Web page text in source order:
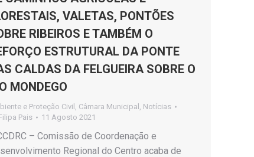
VALETAS, PONTÕES
RIBEIROS E TAMBÉM O
ESTRUTURAL DA PONTE
CALDAS DA FELGUEIRA SOBRE O
MONDEGO
e Proteção Civil Câmara Municipal
Notícias
Pais 11 Agosto 2021
– Comissão de Coordenação e
Regional do Centro acaba de